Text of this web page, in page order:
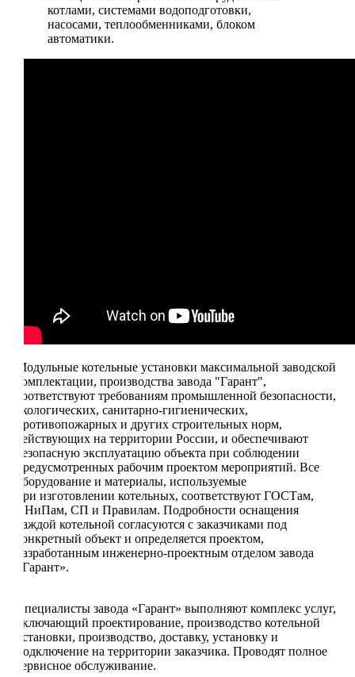
котлами, системами водоподготовки,
насосами, теплообменниками, блоком
автоматики.
Модульные котельные установки максимальной заводской
комплектации, производства завода "Гарант",
соответствуют требованиям промышленной безопасности,
экологических, санитарно-гигиенических,
противопожарных и других строительных норм,
действующих на территории России, и обеспечивают
безопасную эксплуатацию объекта при соблюдении
предусмотренных рабочим проектом мероприятий. Все
оборудование и материалы, используемые
при изготовлении котельных, соответствуют ГОСТам,
СНиПам, СП и Правилам. Подробности оснащения
каждой котельной согласуются с заказчиками под
конкретный объект и определяется проектом,
разработанным инженерно-проектным отделом завода
«Гарант».
Специалисты завода «Гарант» выполняют комплекс услуг,
включающий проектирование, производство котельной
установки, производство, доставку, установку и
подключение на территории заказчика. Проводят полное
сервисное обслуживание.